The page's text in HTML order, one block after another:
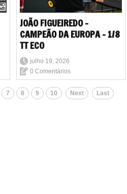
JOÃO FIGUEIREDO -
CAMPEÃO DA EUROPA - 1/8
TT ECO
julho 19, 2026
0 Comentários
7 8 9 10 Next Last